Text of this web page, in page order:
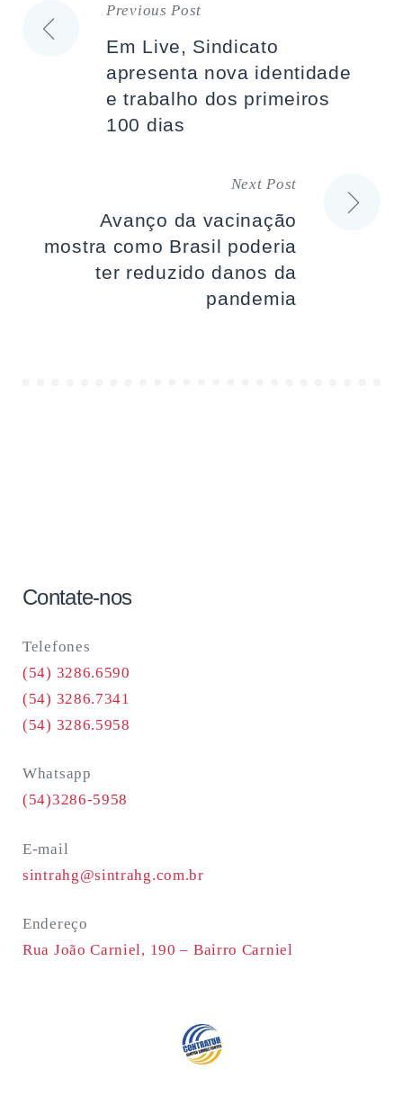
Navegação
artigos
Previous Post
Em Live, Sindicato
apresenta nova identidade
e trabalho dos primeiros
100 dias
Next Post
Avanço da vacinação
mostra como Brasil poderia
ter reduzido danos da
pandemia
Contate-nos
Telefones
(54) 3286.6590
(54) 3286.7341
(54) 3286.5958
Whatsapp
(54)3286-5958
E-mail
sintrahg@sintrahg.com.br
Endereço
Rua João Carniel, 190 – Bairro Carniel